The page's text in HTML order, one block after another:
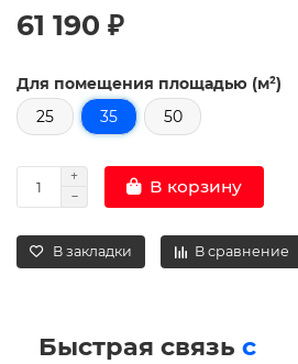
61 190 ₽
Для помещения площадью (м²)
25
35 50
В корзину
В закладки В сравнение
Быстрая связь с